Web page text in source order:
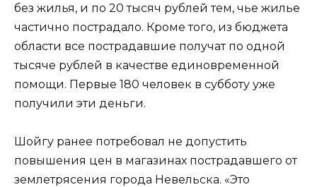
без жилья, и по 20 тысяч рублей тем, чье жилье
частично пострадало. Кроме того, из бюджета
области все пострадавшие получат по одной
тысяче рублей в качестве единовременной
помощи. Первые 180 человек в субботу уже
получили эти деньги.
Шойгу ранее потребовал не допустить
повышения цен в магазинах пострадавшего от
землетрясения города Невельска. «Это